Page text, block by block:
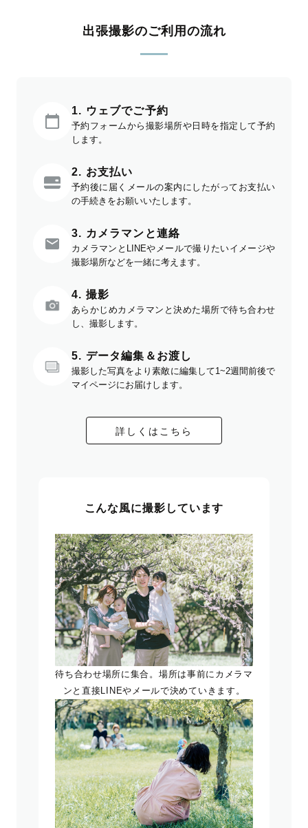
出張撮影のご利用の流れ
1. ウェブでご予約
予約フォームから撮影場所や日時を指定して予約
します。
2. お支払い
予約後に届くメールの案内にしたがってお支払い
の手続きをお願いいたします。
3. カメラマンと連絡
カメラマンとLINEやメールで撮りたいイメージや
撮影場所などを一緒に考えます。
4. 撮影
あらかじめカメラマンと決めた場所で待ち合わせ
し、撮影します。
5. データ編集＆お渡し
撮影した写真をより素敵に編集して1~2週間前後で
マイページにお届けします。
詳しくはこちら
こんな風に撮影しています
待ち合わせ場所に集合。場所は事前にカメラマ
ンと直接LINEやメールで決めていきます。